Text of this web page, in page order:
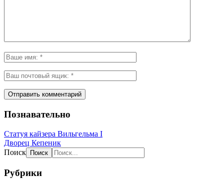
Познавательно
Статуя кайзера Вильгельма I
Дворец Кепеник
Поиск
Рубрики